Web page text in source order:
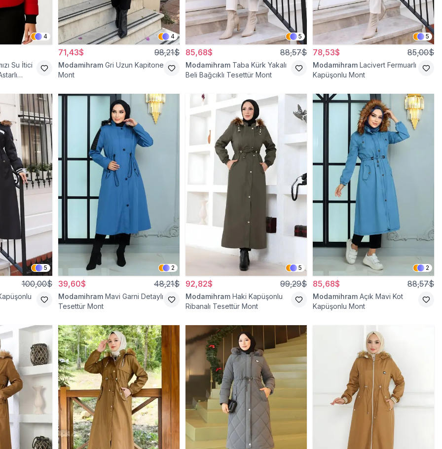
4
Su İtici
4
71,43$ 98,21$
Modamihram Gri Uzun Kapitone
Mont
5
85,68$ 88,57$
Modamihram Taba Kürk Yakalı
Beli Bağcıklı Tesettür Mont
5
78,53$ 85,00$
Modamihram Lacivert Fermuarlı
Kapüşonlu Mont
5
100,00$
2
39,60$ 48,21$
Modamihram Mavi Garni Detaylı
Tesettür Mont
5
92,82$ 99,29$
Modamihram Haki Kapüşonlu
Ribanalı Tesettür Mont
2
85,68$ 88,57$
Modamihram Açık Mavi Kot
Kapüşonlu Mont